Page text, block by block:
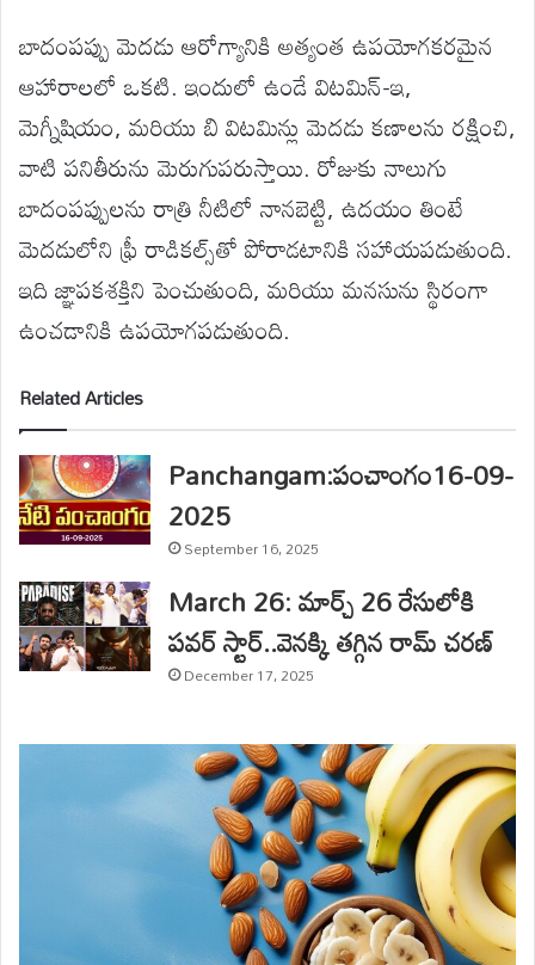
బాదంపప్పు మెదడు ఆరోగ్యానికి అత్యంత ఉపయోగకరమైన
ఆహారాలలో ఒకటి. ఇందులో ఉండే విటమిన్-ఇ,
మెగ్నీషియం, మరియు బి విటమిన్లు మెదడు కణాలను రక్షించి,
వాటి పనితీరును మెరుగుపరుస్తాయి. రోజుకు నాలుగు
బాదంపప్పులను రాత్రి నీటిలో నానబెట్టి, ఉదయం తింటే
మెదడులోని ఫ్రీ రాడికల్స్‌తో పోరాడటానికి సహాయపడుతుంది.
ఇది జ్ఞాపకశక్తిని పెంచుతుంది, మరియు మనసును స్థిరంగా
ఉంచడానికి ఉపయోగపడుతుంది.
Related Articles
Panchangam:పంచాంగం16-09-
2025
September 16, 2025
March 26: మార్చ్ 26 రేసులోకి
పవర్ స్టార్..వెనక్కి తగ్గిన రామ్ చరణ్
December 17, 2025